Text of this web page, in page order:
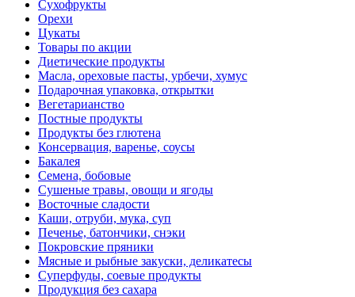
Сухофрукты
Орехи
Цукаты
Товары по акции
Диетические продукты
Масла, ореховые пасты, урбечи, хумус
Подарочная упаковка, открытки
Вегетарианство
Постные продукты
Продукты без глютена
Консервация, варенье, соусы
Бакалея
Семена, бобовые
Сушеные травы, овощи и ягоды
Восточные сладости
Каши, отруби, мука, суп
Печенье, батончики, снэки
Покровские пряники
Мясные и рыбные закуски, деликатесы
Суперфуды, соевые продукты
Продукция без сахара